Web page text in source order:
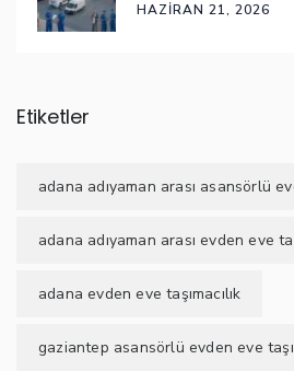
HAZIRAN 21, 2026
Etiketler
adana adıyaman arası asansörlü
adana adıyaman arası evden eve
adana evden eve taşımacılık
gaziantep asansörlü evden eve